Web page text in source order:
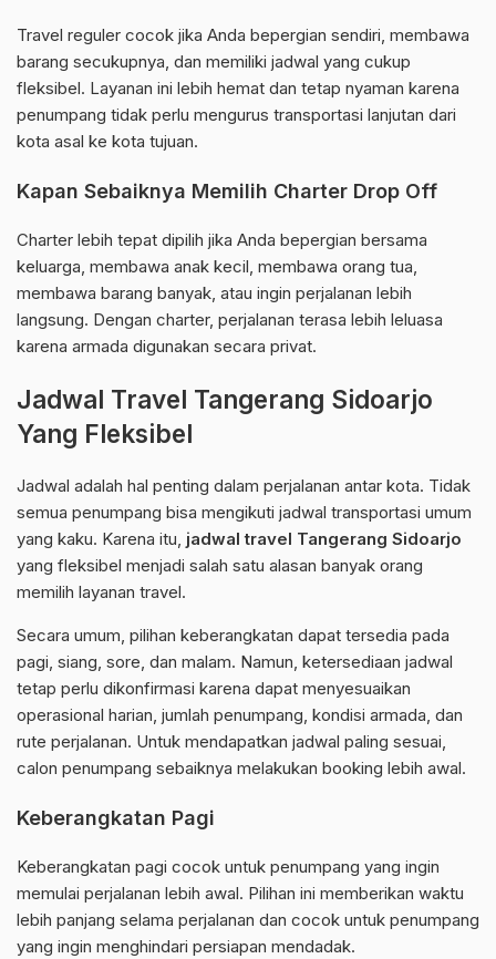
Travel reguler cocok jika Anda bepergian sendiri, membawa
barang secukupnya, dan memiliki jadwal yang cukup
fleksibel. Layanan ini lebih hemat dan tetap nyaman karena
penumpang tidak perlu mengurus transportasi lanjutan dari
kota asal ke kota tujuan.
Kapan Sebaiknya Memilih Charter Drop Off
Charter lebih tepat dipilih jika Anda bepergian bersama
keluarga, membawa anak kecil, membawa orang tua,
membawa barang banyak, atau ingin perjalanan lebih
langsung. Dengan charter, perjalanan terasa lebih leluasa
karena armada digunakan secara privat.
Jadwal Travel Tangerang Sidoarjo
Yang Fleksibel
Jadwal adalah hal penting dalam perjalanan antar kota. Tidak
semua penumpang bisa mengikuti jadwal transportasi umum
yang kaku. Karena itu, jadwal travel Tangerang Sidoarjo
yang fleksibel menjadi salah satu alasan banyak orang
memilih layanan travel.
Secara umum, pilihan keberangkatan dapat tersedia pada
pagi, siang, sore, dan malam. Namun, ketersediaan jadwal
tetap perlu dikonfirmasi karena dapat menyesuaikan
operasional harian, jumlah penumpang, kondisi armada, dan
rute perjalanan. Untuk mendapatkan jadwal paling sesuai,
calon penumpang sebaiknya melakukan booking lebih awal.
Keberangkatan Pagi
Keberangkatan pagi cocok untuk penumpang yang ingin
memulai perjalanan lebih awal. Pilihan ini memberikan waktu
lebih panjang selama perjalanan dan cocok untuk penumpang
yang ingin menghindari persiapan mendadak.